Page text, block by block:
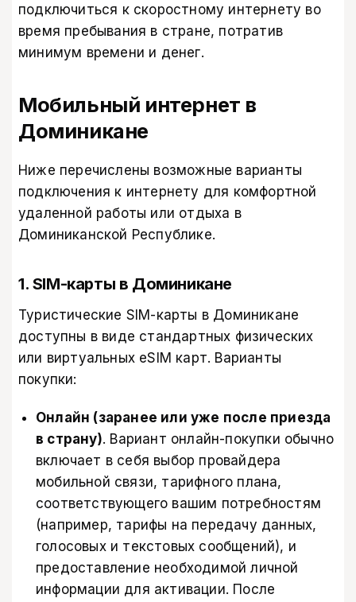
подключиться к скоростному интернету во
время пребывания в стране, потратив
минимум времени и денег.
Мобильный интернет в
Доминикане​
Ниже перечислены возможные варианты
подключения к интернету для комфортной
удаленной работы или отдыха в
Доминиканской Республике.
1. SIM-карты в Доминикане​
Туристические SIM-карты в Доминикане
доступны в виде стандартных физических
или виртуальных eSIM карт. Варианты
покупки:
Онлайн (заранее или уже после приезда
в страну). Вариант онлайн-покупки обычно
включает в себя выбор провайдера
мобильной связи, тарифного плана,
соответствующего вашим потребностям
(например, тарифы на передачу данных,
голосовых и текстовых сообщений), и
предоставление необходимой личной
информации для активации. После